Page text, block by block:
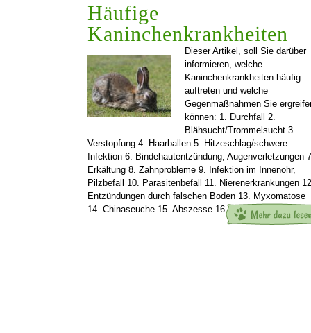
Häufige
Kaninchenkrankheiten
Dieser Artikel, soll Sie darüber
informieren, welche
Kaninchenkrankheiten häufig
auftreten und welche
Gegenmaßnahmen Sie
können: 1. Durchfall 2.
Blähsucht/Trommelsucht 3.
Verstopfung 4. Haarballen 5. Hitzeschlag/schwere
Infektion 6. Bindehautentzündung, Augenverletzungen
Erkältung 8. Zahnprobleme 9. Infektion im Innenohr,
Pilzbefall 10. Parasitenbefall 11. Nierenerkrankungen
Entzündungen durch falschen Boden 13. Myxomatose
14. Chinaseuche 15. Abszesse 16. […]